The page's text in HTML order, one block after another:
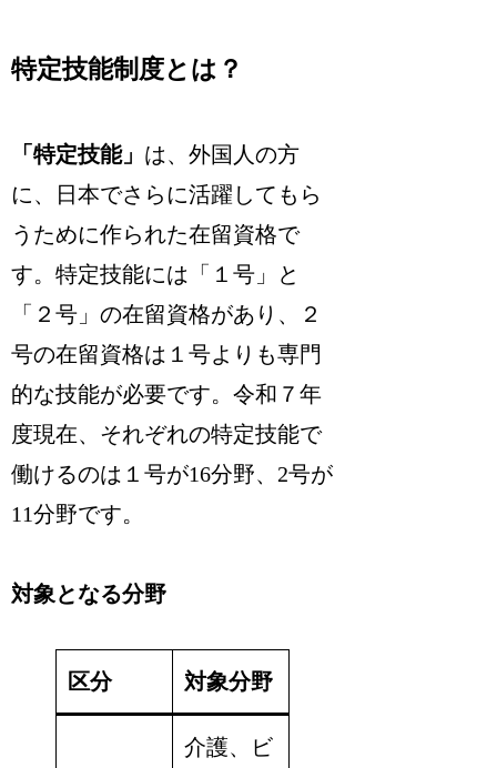
特定技能制度とは？
「特定技能」 は、外国人の方
に、日本でさらに活躍してもら
うために作られた在留資格で
す。特定技能には「１号」と
「２号」の在留資格があり、
２
号の在留資格は１号よりも専門
的な技能が必要です。令和７年
度現在、それぞれの特定技能で
働けるのは１号が16分野、2号が
11分野です。
対象となる分野
区分 対象分野
介護、ビ